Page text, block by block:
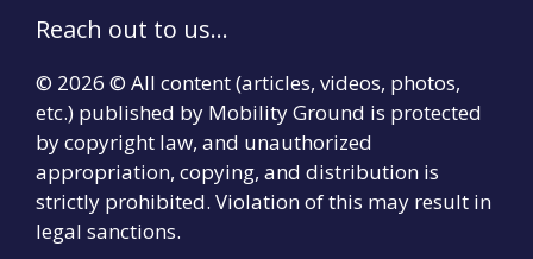
Reach out to us...
© 2026 © All content (articles, videos, photos,
etc.) published by Mobility Ground is protected
by copyright law, and unauthorized
appropriation, copying, and distribution is
strictly prohibited. Violation of this may result in
legal sanctions.